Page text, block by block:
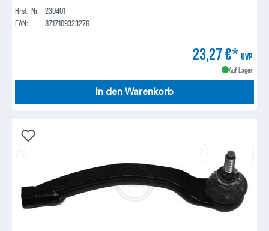
Hrst.-Nr.: 230401
EAN:
8717109323276
23,27 €* UVP
Auf Lager
In den Warenkorb